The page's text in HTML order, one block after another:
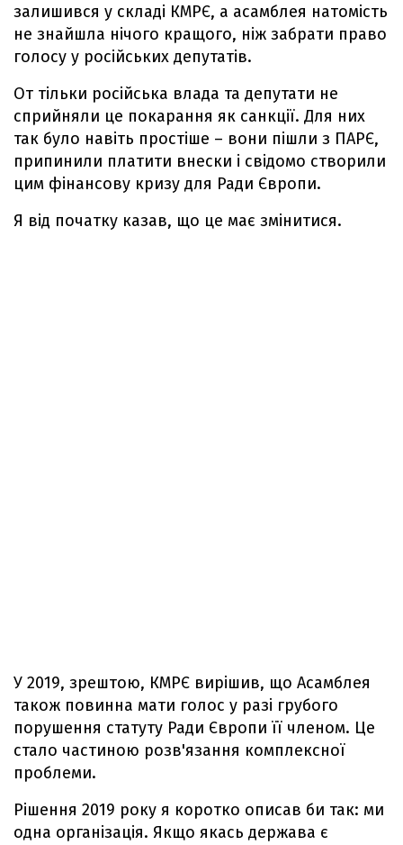
залишився у складі КМРЄ, а асамблея натомість
не знайшла нічого кращого, ніж забрати право
голосу у російських депутатів.
От тільки російська влада та депутати не
сприйняли це покарання як санкції. Для них
так було навіть простіше – вони пішли з ПАРЄ,
припинили платити внески і свідомо створили
цим фінансову кризу для Ради Європи.
Я від початку казав, що це має змінитися.
У 2019, зрештою, КМРЄ вирішив, що Асамблея
також повинна мати голос у разі грубого
порушення статуту Ради Європи її членом. Це
стало частиною розв'язання комплексної
проблеми.
Рішення 2019 року я коротко описав би так: ми
одна організація. Якщо якась держава є